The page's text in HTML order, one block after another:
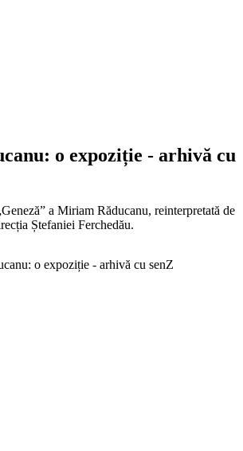
o expoziție - arhivă cu
a Miriam Răducanu, reinterpretată de
Ștefaniei Ferchedău.